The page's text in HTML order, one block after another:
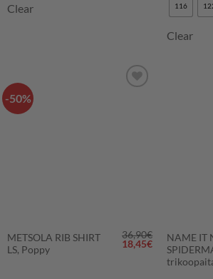
Clear 116
Clear
-50%
METSOLA RIB SHIRT
LS, Poppy
36,90€
Alkuperäinen
hinta
18,45€Nykyinen
hinta
NAME IT